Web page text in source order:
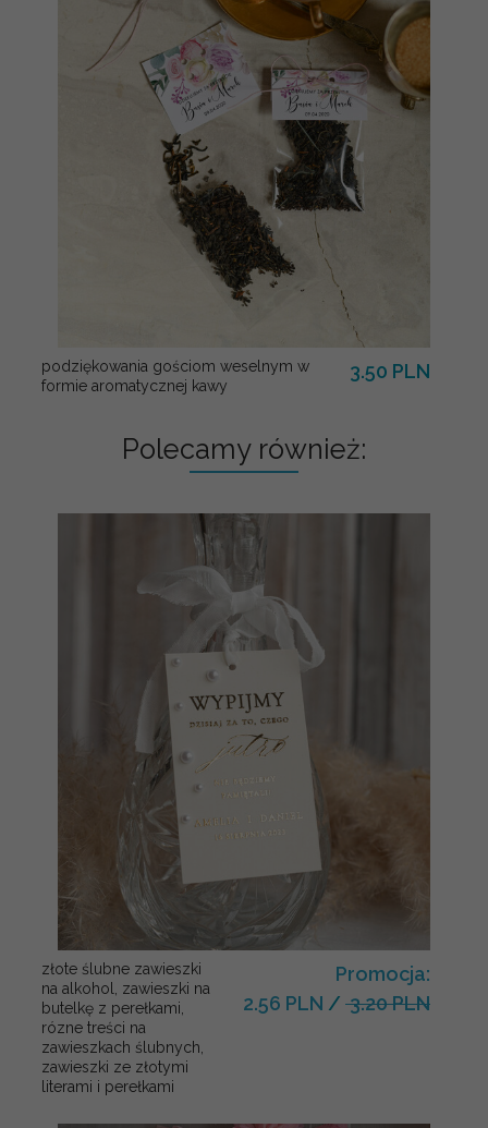
podziękowania gościom weselnym w
formie aromatycznej kawy
3.50 PLN
Polecamy również:
złote ślubne zawieszki
na alkohol, zawieszki na
butelkę z perełkami,
rózne treści na
zawieszkach ślubnych,
zawieszki ze złotymi
literami i perełkami
Promocja:
2.56 PLN / 3.20 PLN